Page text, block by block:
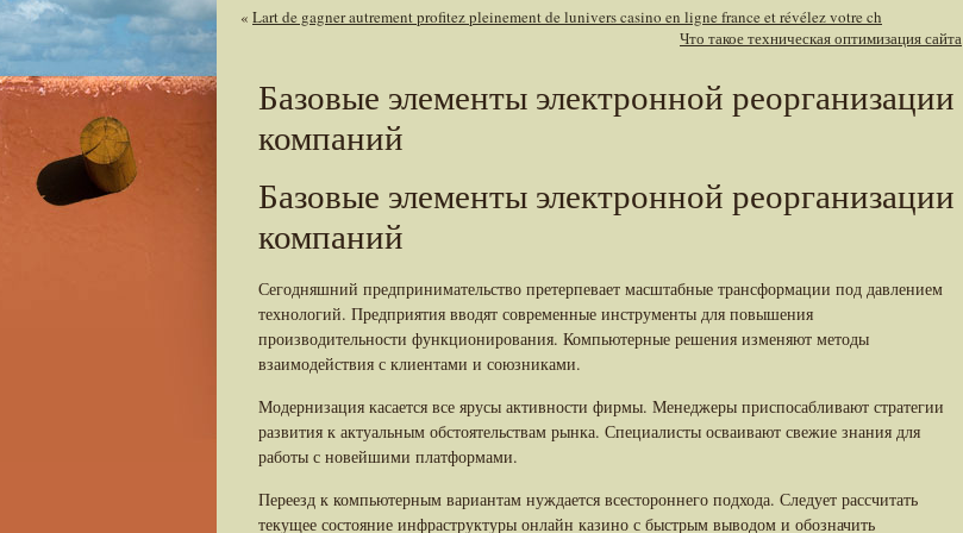
« Lart de gagner autrement profitez pleinement de lunivers casino en ligne france et révélez votre ch
Что такое техническая оптимизация сайта
Базовые элементы электронной реорганизации
компаний
Базовые элементы электронной реорганизации
компаний
Сегодняшний предпринимательство претерпевает масштабные трансформации под давлением
технологий. Предприятия вводят современные инструменты для повышения
производительности функционирования. Компьютерные решения изменяют методы
взаимодействия с клиентами и союзниками.
Модернизация касается все ярусы активности фирмы. Менеджеры приспосабливают стратегии
развития к актуальным обстоятельствам рынка. Специалисты осваивают свежие знания для
работы с новейшими платформами.
Переезд к компьютерным вариантам нуждается всестороннего подхода. Следует рассчитать
текущее состояние инфраструктуры онлайн казино с быстрым выводом и обозначить